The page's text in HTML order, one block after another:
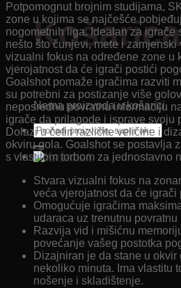
Košarica
Nema proizvoda u košarici.
Pretraži:
Potpomognut brojnim studijama,
zone u kojima se najčešće
nogometnih liga. Idealan za igrače
nešto što čunjevi, mete i zamjenski
vizualni fokus na određene zone u
vjerojatnost da će igrači postići
Goalshot pomaže igračima razviti
su potrebni za postizanje više
neposrednu povratnu informaciju
igrače da prilagode i isprave svoju
Dolazi u četiri različite veličine i
okviru gola. Goalshot se postavlja
s vlastitom torbom za jednostavno
Stvara vizualni fokus na
veća vjerojatnost da će igrači
Omogućuje igračima
udaraca uz trenutnu povratnu
Razvija vid i mišićnu
povećanje vašeg postotka
Dizajniran je da stane u
nekoliko minuta. Ima vlastitu
nošenje i skladištenje.